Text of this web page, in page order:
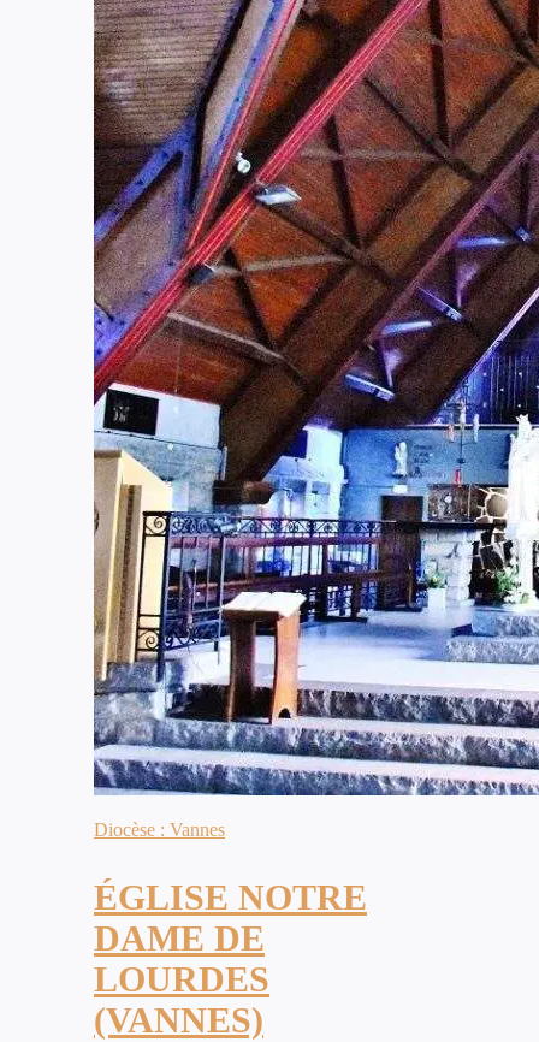
Diocèse : Vannes
ÉGLISE NOTRE
DAME DE
LOURDES
(VANNES)